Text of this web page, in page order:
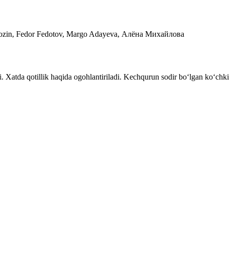
Fedor Fedotov, Margo Adayeva, Алёна Михайлова
Xatda qotillik haqida ogohlantiriladi. Kechqurun sodir boʻlgan koʻchki